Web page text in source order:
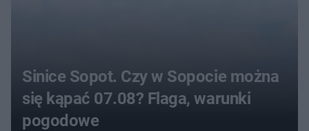
Sinice Sopot. Czy w Sopocie można
się kąpać 07.08? Flaga, warunki
pogodowe